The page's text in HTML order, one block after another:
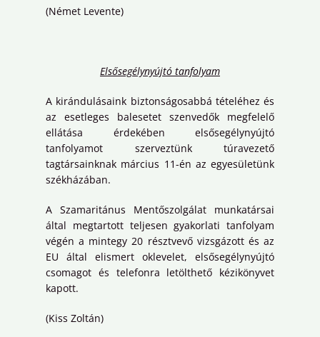
(Német Levente)
Elsősegélynyújtó tanfolyam
A kirándulásaink biztonságosabbá tételéhez és
az esetleges balesetet szenvedők megfelelő
ellátása érdekében elsősegélynyújtó
tanfolyamot szerveztünk túravezető
tagtársainknak március 11-én az egyesületünk
székházában.
A Szamaritánus Mentőszolgálat munkatársai
által megtartott teljesen gyakorlati tanfolyam
végén a mintegy 20 résztvevő vizsgázott és az
EU által elismert oklevelet, elsősegélynyújtó
csomagot és telefonra letölthető kézikönyvet
kapott.
(Kiss Zoltán)